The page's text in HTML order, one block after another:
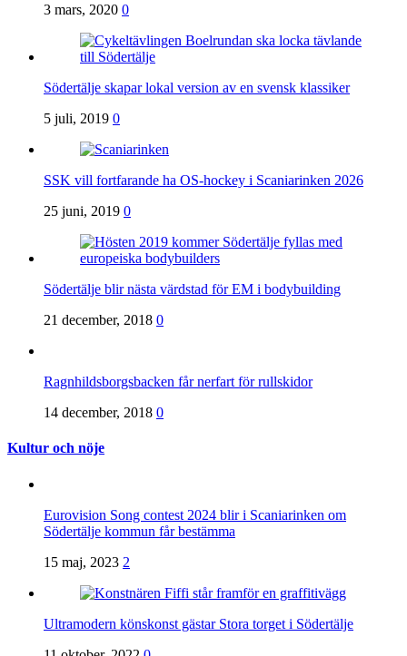
3 mars, 2020 0
Södertälje skapar lokal version av en svensk klassiker
5 juli, 2019 0
SSK vill fortfarande ha OS-hockey i Scaniarinken 2026
25 juni, 2019 0
Södertälje blir nästa värdstad för EM i bodybuilding
21 december, 2018 0
Ragnhildsborgsbacken får nerfart för rullskidor
14 december, 2018 0
Kultur och nöje
Eurovision Song contest 2024 blir i Scaniarinken om
Södertälje kommun får bestämma
15 maj, 2023 2
Ultramodern könskonst gästar Stora torget i Södertälje